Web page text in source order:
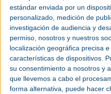
estándar enviada por un
personalizado, medición de
investigación de audiencia y
permiso, nosotros y nuestros
localización geográfica precisa
características de dispositivos.
su consentimiento a nosotros y
que llevemos a cabo el
forma alternativa, puede hacer
de infraestructuras nacionales e
experiencia en la ejecución de
la construcción del Estadio
Santiago Bernabéu, entre otros,
deportivas Joan Gamper (FC
(Real Madrid CF).
El proyecto de ejecución del Nou
y luminosa, que cubrirá los 70.044
contará con una fachada
metálicas que en conjunto
tridimensional.